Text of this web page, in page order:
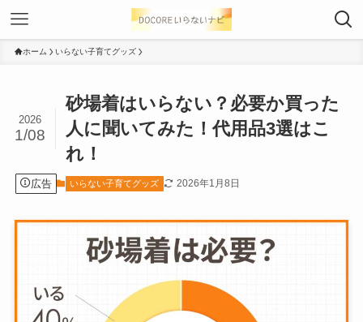
ホーム いらない子育てグッズ
砂場着はいらない？必要か買った
人に聞いてみた！代用品3選はこ
れ！
2026
1/08
広告 いらない子育てグッズ 2026年1月8日